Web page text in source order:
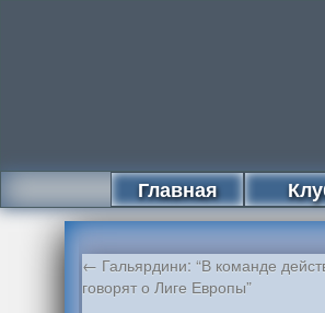
Главная
← Гальярдини: “В команде
говорят о Лиге Европы”